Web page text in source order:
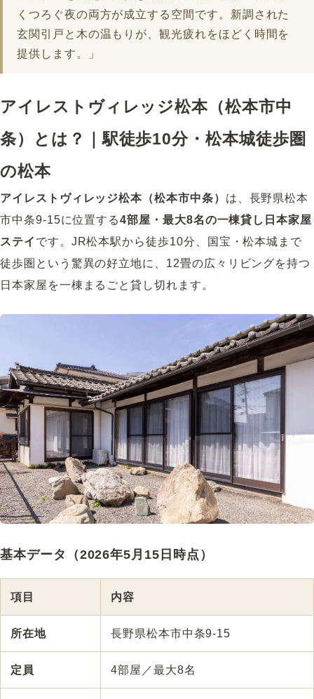
くつろぐ夜の両方が成立する空間です。新調された
玄関引戸と木の温もりが、観光疲れをほどく時間を
提供します。」
アイレストヴィレッジ松本（松本市中
条）とは？｜駅徒歩10分・松本城徒歩圏
の松本
アイレストヴィレッジ松本（松本市中条） は、長野県松本
市中条9-15に位置する4部屋・最大8名の一棟貸し日本家屋
ステイ です。JR松本駅から徒歩10分、国宝・松本城まで
徒歩圏という驚異の好立地に、12畳の広々リビングを持つ
日本家屋を一棟まるごと貸し切れます。
基本データ（2026年5月15日時点）
項目 内容
所在地 長野県松本市中条9-15
定員 4部屋／最大8名